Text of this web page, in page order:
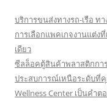
บริการขนส่งทางรถ-เรือ ท
การเลือกแพคเกจงานแต่ง
เดียว
ซีลล็อคตู้สินค้าพลาสติกกา
ประสบการณ์เหนือระดับที่
Wellness Center เป็นคำ